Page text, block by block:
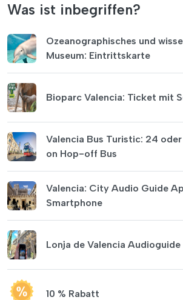
Was ist inbegriffen?
Ozeanographisches und
Museum: Eintrittskarte
Bioparc Valencia: Ticket mit
Valencia Bus Turistic: 24
on Hop-off Bus
Valencia: City Audio Guide
Smartphone
Lonja de Valencia Audioguide
10 % Rabatt